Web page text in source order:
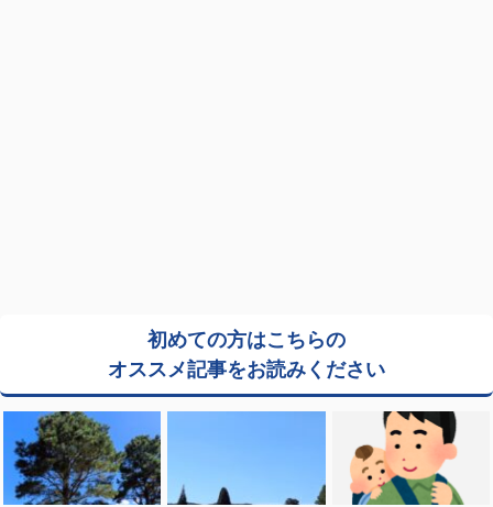
初めての方はこちらの
オススメ記事をお読みください